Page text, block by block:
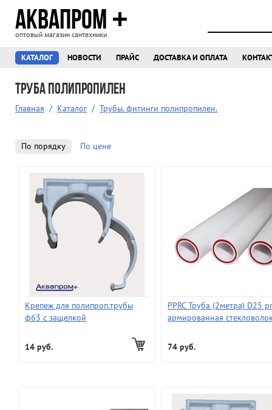
АКВАПРОМ
оптовый магазин сантехники
КАТАЛОГ НОВОСТИ ПРАЙС ДОСТАВКА И ОПЛАТА
Труба полипропилен
Главная / Каталог / Трубы. фитинги полипропилен.
По порядку По цене
Крепеж для полипроп.трубы
ф63 с защелкой
14 руб.
PPRC Труба (2метра) D25
армированная
74 руб.